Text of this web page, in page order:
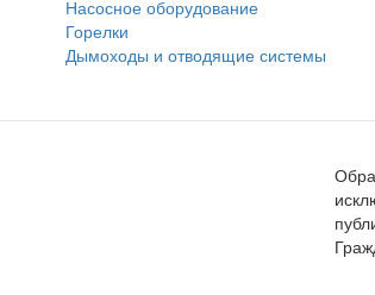
Насосное оборудование
Горелки
Дымоходы и отводящие системы